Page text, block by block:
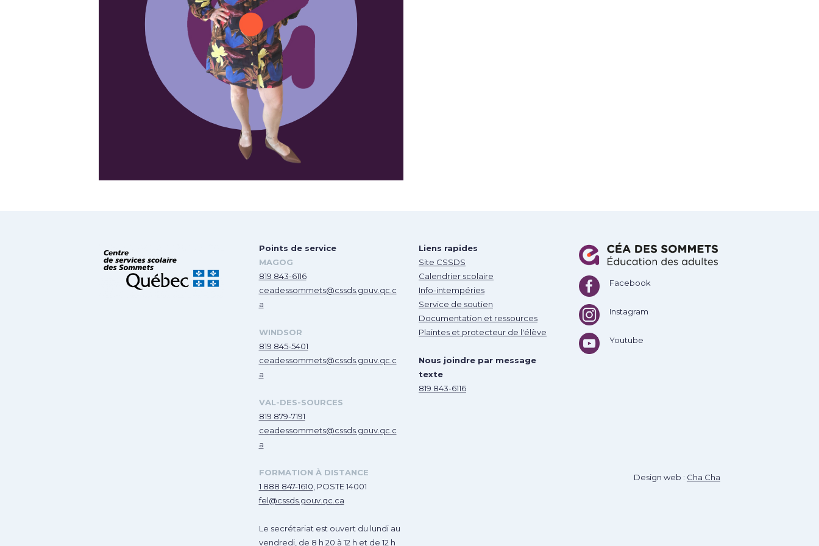
Points de service
MAGOG
819 843-6116
ceadessommets@cssds.gouv.qc.c
a
WINDSOR
819 845-5401
ceadessommets@cssds.gouv.qc.c
a
VAL-DES-SOURCES
819 879-7191
ceadessommets@cssds.gouv.qc.c
a
FORMATION À DISTANCE
1 888 847-1610 , POSTE 14001
fel@cssds.gouv.qc.ca
Le secrétariat est ouvert du lundi au
vendredi, de 8 h 20 à 12 h et de 12 h
Liens rapides
Site CSSDS
Calendrier scolaire
Info-intempéries
Service de soutien
Documentation et ressources
Plaintes et protecteur de l'élève
Nous joindre par message
texte
819 843-6116
Facebook
Instagram
Youtube
Design web : Cha Cha